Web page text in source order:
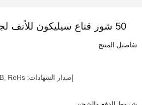
50 شور قناع سيليكون للأنف لجهاز التنفس الصناعي
تفاصيل المنتج
إصدار الشهادات: ISO,SGS，FDA，CE, LFGB, RoHs